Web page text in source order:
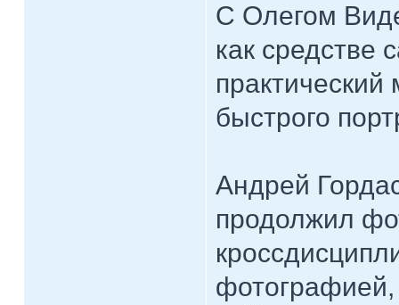
С Олегом
как средстве
практический
быстрого
Андрей
продолжил
фотографией,